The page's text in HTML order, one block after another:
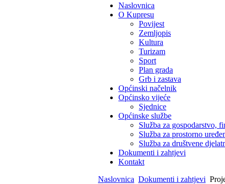
Naslovnica
O Kupresu
Povijest
Zemljopis
Kultura
Turizam
Sport
Plan grada
Grb i zastava
Općinski načelnik
Općinsko vijeće
Sjednice
Općinske službe
Služba za gospodarstvo,
Služba za prostorno
Služba za društvene
Dokumenti i zahtjevi
Kontakt
Naslovnica Dokumenti i zahtjevi